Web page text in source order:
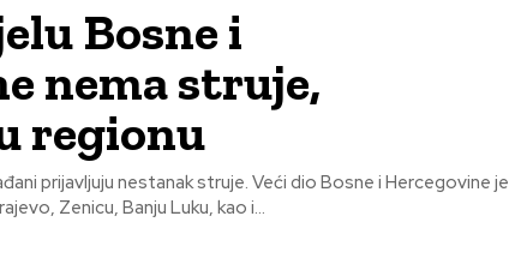
Bosne i
nema struje,
regionu
prijavljuju nestanak struje. Veći dio Bosne i Hercegovine je
Zenicu, Banju Luku, kao i...